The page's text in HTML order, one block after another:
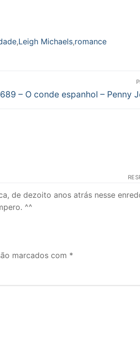
,Leigh Michaels,romance
– O conde espanhol – Penny
de dezoito anos atrás nesse
^^
marcados com *